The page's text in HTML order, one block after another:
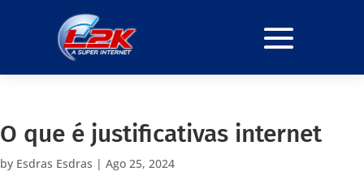
O que é justificativas internet
by Esdras Esdras | Ago 25, 2024